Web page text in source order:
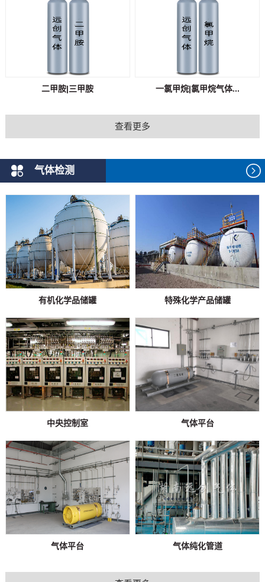
二甲胺|三甲胺 一氯甲烷|氯甲烷气体...
查看更多
气体检测
有机化学品储罐 特殊化学产品储罐
中央控制室 气体平台
气体平台 气体纯化管道